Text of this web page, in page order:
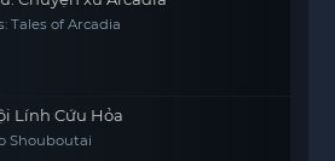
Tales of Arcadia
Lính Cứu Hỏa
Shouboutai